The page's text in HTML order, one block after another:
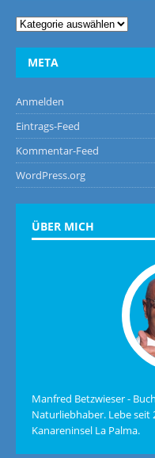
META
Anmelden
Eintrags-Feed
Kommentar-Feed
WordPress.org
ÜBER MICH
Manfred Betzwieser -
Naturliebhaber. Lebe seit
Kanareninsel La Palma.